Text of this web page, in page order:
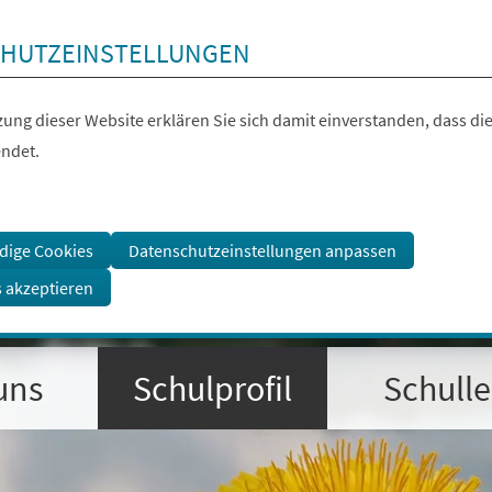
dieser Website erklären Sie sich damit einverstanden, dass
Cookies
Datenschutzeinstellungen anpassen
akzeptieren
Schulprofil